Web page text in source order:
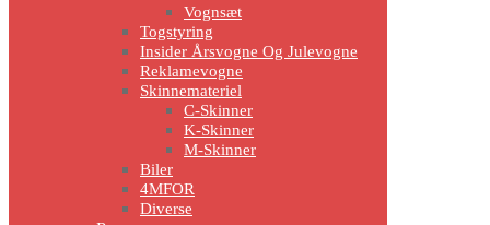
Vognsæt
Togstyring
Insider Årsvogne Og Julevogne
Reklamevogne
Skinnemateriel
C-Skinner
K-Skinner
M-Skinner
Biler
4MFOR
Diverse